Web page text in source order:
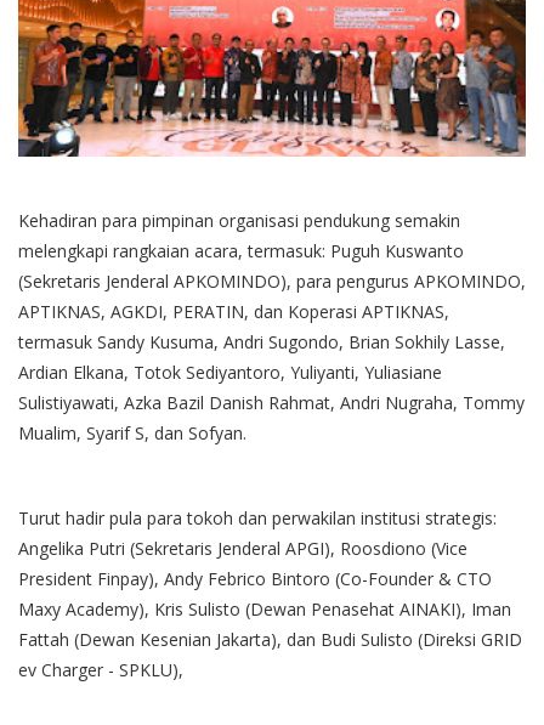
Kehadiran para pimpinan organisasi pendukung semakin
melengkapi rangkaian acara, termasuk: Puguh Kuswanto
(Sekretaris Jenderal APKOMINDO), para pengurus APKOMINDO,
APTIKNAS, AGKDI, PERATIN, dan Koperasi APTIKNAS,
termasuk Sandy Kusuma, Andri Sugondo, Brian Sokhily Lasse,
Ardian Elkana, Totok Sediyantoro, Yuliyanti, Yuliasiane
Sulistiyawati, Azka Bazil Danish Rahmat, Andri Nugraha, Tommy
Mualim, Syarif S, dan Sofyan.
Turut hadir pula para tokoh dan perwakilan institusi strategis:
Angelika Putri (Sekretaris Jenderal APGI), Roosdiono (Vice
President Finpay), Andy Febrico Bintoro (Co-Founder & CTO
Maxy Academy), Kris Sulisto (Dewan Penasehat AINAKI), Iman
Fattah (Dewan Kesenian Jakarta), dan Budi Sulisto (Direksi GRID
ev Charger - SPKLU),